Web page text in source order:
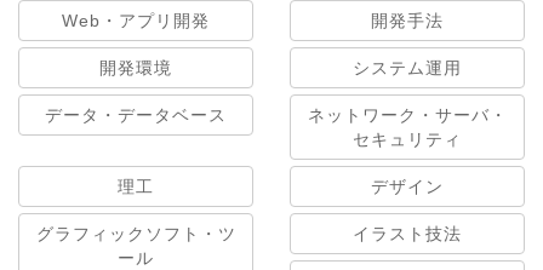
Web・アプリ開発 開発手法
開発環境 システム運用
データ・データベース
ネットワーク・サーバ・
セキュリティ
理工 デザイン
グラフィックソフト・ツ
ール
イラスト技法